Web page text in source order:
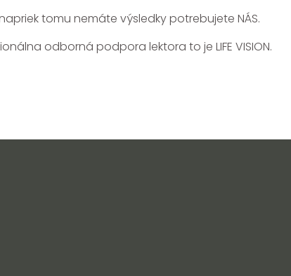
tomu nemáte výsledky potrebujete NÁS.
odborná podpora lektora to je LIFE VISION.